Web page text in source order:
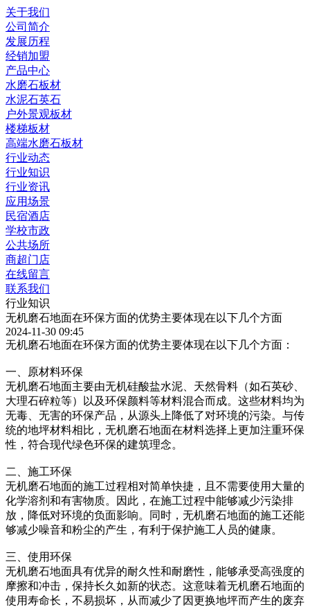
关于我们
公司简介
发展历程
经销加盟
产品中心
水磨石板材
水泥石英石
户外景观板材
楼梯板材
高端水磨石板材
行业动态
行业知识
行业资讯
应用场景
民宿酒店
学校市政
公共场所
商超门店
在线留言
联系我们
行业知识
无机磨石地面在环保方面的优势主要体现在以下几个方面
2024-11-30 09:45
无机磨石地面在环保方面的优势主要体现在以下几个方面：
一、原材料环保
无机磨石地面主要由无机硅酸盐水泥、天然骨料（如石英砂、
大理石碎粒等）以及环保颜料等材料混合而成。这些材料均为
无毒、无害的环保产品，从源头上降低了对环境的污染。与传
统的地坪材料相比，无机磨石地面在材料选择上更加注重环保
性，符合现代绿色环保的建筑理念。
二、施工环保
无机磨石地面的施工过程相对简单快捷，且不需要使用大量的
化学溶剂和有害物质。因此，在施工过程中能够减少污染排
放，降低对环境的负面影响。同时，无机磨石地面的施工还能
够减少噪音和粉尘的产生，有利于保护施工人员的健康。
三、使用环保
无机磨石地面具有优异的耐久性和耐磨性，能够承受高强度的
摩擦和冲击，保持长久如新的状态。这意味着无机磨石地面的
使用寿命长，不易损坏，从而减少了因更换地坪而产生的废弃